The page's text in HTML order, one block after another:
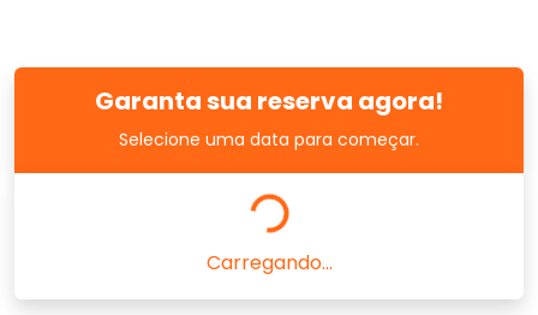
Garanta sua reserva agora!
Selecione uma data para começar.
Carregando...